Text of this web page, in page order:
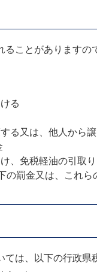
ことがありますの
る
る又は、他人から
、免税軽油の引取り
罰金又は、これら
は、以下の行政県